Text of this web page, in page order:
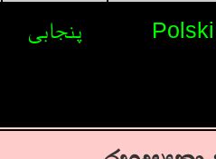
پنجابی Polski